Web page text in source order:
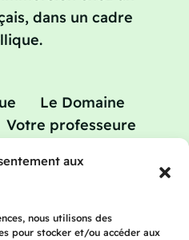
aux
nous utilisons des
pour stocker et/ou accéder aux
dans un cadre
Le Domaine
Votre professeure